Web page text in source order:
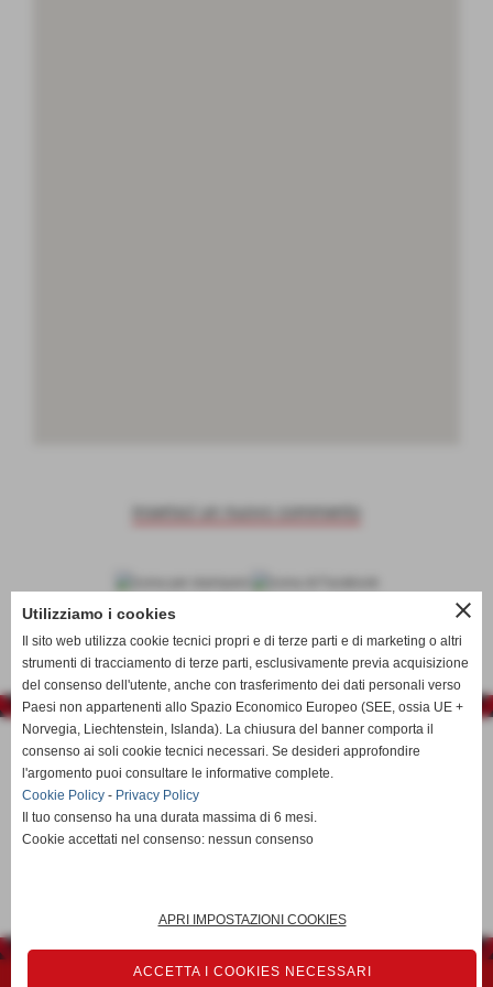
inserisci un nuovo commento
close
Utilizziamo i cookies
Il sito web utilizza cookie tecnici propri e di terze parti e di marketing o altri
strumenti di tracciamento di terze parti, esclusivamente previa acquisizione
del consenso dell'utente, anche con trasferimento dei dati personali verso
Paesi non appartenenti allo Spazio Economico Europeo (SEE, ossia UE +
Norvegia, Liechtenstein, Islanda). La chiusura del banner comporta il
consenso ai soli cookie tecnici necessari. Se desideri approfondire
l'argomento puoi consultare le informative complete.
Cookie Policy - Privacy Policy
Il tuo consenso ha una durata massima di 6 mesi.
Cookie accettati nel consenso: nessun consenso
APRI IMPOSTAZIONI COOKIES
ACCETTA I COOKIES NECESSARI